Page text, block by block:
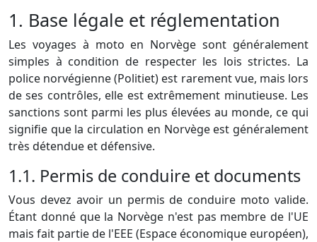
1. Base légale et réglementation
Les voyages à moto en Norvège sont généralement
simples à condition de respecter les lois strictes. La
police norvégienne (Politiet) est rarement vue, mais lors
de ses contrôles, elle est extrêmement minutieuse. Les
sanctions sont parmi les plus élevées au monde, ce qui
signifie que la circulation en Norvège est généralement
très détendue et défensive.
1.1. Permis de conduire et documents
Vous devez avoir un permis de conduire moto valide.
Étant donné que la Norvège n'est pas membre de l'UE
mais fait partie de l'EEE (Espace économique européen),